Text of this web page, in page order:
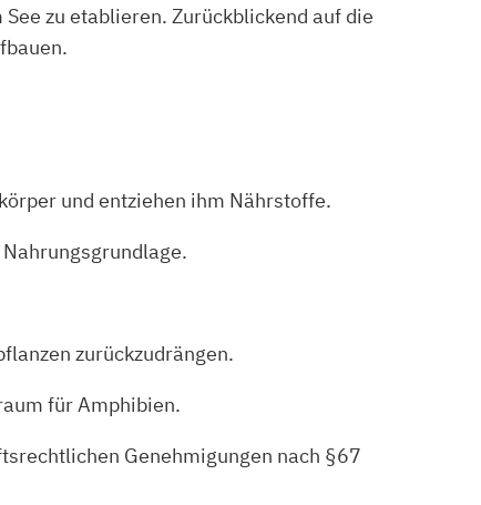
zu etablieren. Zurückblickend auf die
und entziehen ihm Nährstoffe.
zurückzudrängen.
für Amphibien.
Genehmigungen nach §67